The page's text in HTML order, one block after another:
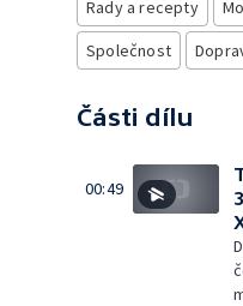
Rady a recepty
Společnost
Části dílu
00:49